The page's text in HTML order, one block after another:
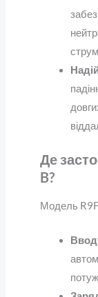
Де
B?
Модель